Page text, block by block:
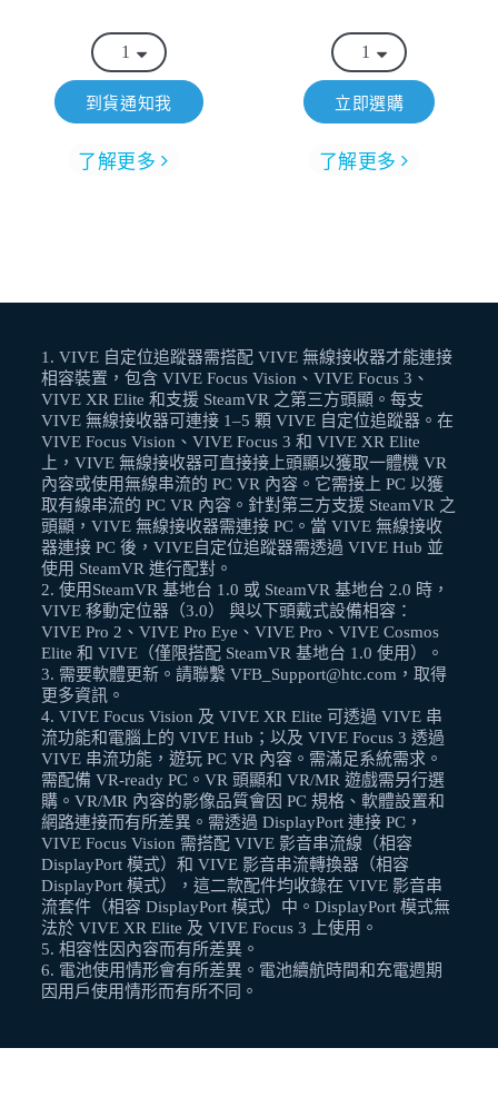
到貨通知我
了解更多
立即選購
了解更多
1 .VIVE 自定位追蹤器需搭配 VIVE 無線接收器才能連接
相容裝置，包含 VIVE Focus Vision、VIVE Focus 3、
VIVE XR Elite 和支援 SteamVR 之第三方頭顯。每支
VIVE 無線接收器可連接 1–5 顆 VIVE 自定位追蹤器。在
VIVE Focus Vision、VIVE Focus 3 和 VIVE XR Elite
上，VIVE 無線接收器可直接接上頭顯以獲取一體機 VR
內容或使用無線串流的 PC VR 內容。它需接上 PC 以獲
取有線串流的 PC VR 內容。針對第三方支援 SteamVR 之
頭顯，VIVE 無線接收器需連接 PC。當 VIVE 無線接收
器連接 PC 後，VIVE自定位追蹤器需透過 VIVE Hub 並
使用 SteamVR 進行配對。
2.使用SteamVR 基地台 1.0 或 SteamVR 基地台 2.0 時，
VIVE 移動定位器（3.0） 與以下頭戴式設備相容：
VIVE Pro 2、VIVE Pro Eye、VIVE Pro、VIVE Cosmos
Elite 和 VIVE（僅限搭配 SteamVR 基地台 1.0 使用）。
3. 需要軟體更新。請聯繫 VFB_Support@htc.com，取得
更多資訊。
4.VIVE Focus Vision 及 VIVE XR Elite 可透過 VIVE 串
流功能和電腦上的 VIVE Hub；以及 VIVE Focus 3 透過
VIVE 串流功能，遊玩 PC VR 內容。需滿足系統需求。
需配備 VR-ready PC。VR 頭顯和 VR/MR 遊戲需另行選
購。VR/MR 內容的影像品質會因 PC 規格、軟體設置和
網路連接而有所差異。需透過 DisplayPort 連接 PC，
VIVE Focus Vision 需搭配 VIVE 影音串流線（相容
DisplayPort 模式）和 VIVE 影音串流轉換器（相容
DisplayPort 模式），這二款配件均收錄在 VIVE 影音串
流套件（相容 DisplayPort 模式）中。DisplayPort 模式無
法於 VIVE XR Elite 及 VIVE Focus 3 上使用。
5.相容性因內容而有所差異。
6. 電池使用情形會有所差異。電池續航時間和充電週期
因用戶使用情形而有所不同。